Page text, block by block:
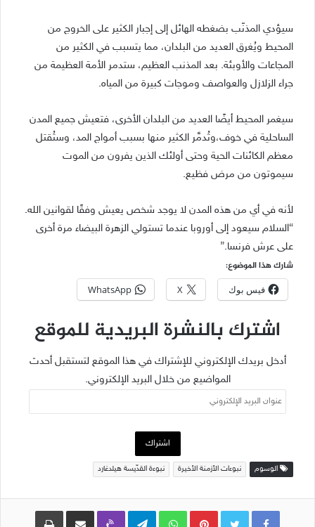
سيؤدي المذنّب بضغطه الهائل إلى إجبار الكثير على الخروج من
المحيط ويُغرق العديد من البلدان، مما يتسبب في الكثير من
المجاعات والأوبئة. بعد المذنب العظيم، ستدمر الأمة العظيمة من
جراء الزلازل والعواصف وموجات كبيرة من المياه.
سيغمر المحيط أيضًا العديد من البلدان الأخرى، فتعيش جميع المدن
الساحلية في خوف،وتُدمَّر الكثير منها بسبب أمواج المد، وستُقتل
معظم الكائنات الحية وحتى أولئك الذين يفرون من الموت
سيموتون من مرض فظيع.
لأنه في أي من هذه المدن لا يوجد شخص يعيش وفقًا لقوانين الله.
“السلام سيعود إلى أوروبا عندما تستولي الزهرة البيضاء مرة أخرى
على عرش فرنسا.”
شارك هذا الموضوع:
فيس بوك X
WhatsApp
اشترك بالنشرة البريدية للموقع
أدخل بريدك الإلكتروني للإشتراك في هذا الموقع لتستقبل أحدث
المواضيع من خلال البريد الإلكتروني.
عنوان
البريد
اشتراك
الوسوم نبوءات الأزمنة الأخيرة نبوءة القدّيسة هيلدغارد
Pinterest
WhatsApp
Telegram
Viber مشاركة عبر البريد طباعة